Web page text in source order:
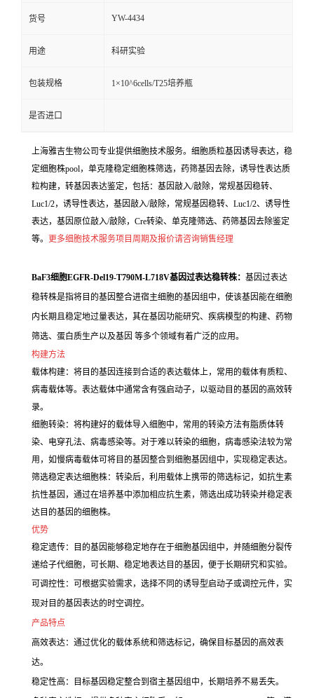
货号 YW-4434
用途 科研实验
包装规格 1×10^6cells/T25培养瓶
是否进口
上海雅吉生物公司专业提供细胞技术服务。细胞质粒基因诱导表达，稳
定细胞株pool，单克隆稳定细胞株筛选，药筛基因去除，诱导性表达质
粒构建，转基因表达鉴定，包括：基因敲入/敲除，常规基因稳转、
Luc1/2，诱导性表达，基因敲入/敲除，常规基因稳转、Luc1/2、诱导性
表达，基因原位敲入/敲除，Cre转染、单克隆筛选、药筛基因去除鉴定
等。 更多细胞技术服务项目周期及报价请咨询销售经理
BaF3细胞EGFR-Del19-T790M-L718V基因过表达稳转株： 基因过表达
稳转株是指将目的基因整合进宿主细胞的基因组中，使该基因能在细胞
内长期且稳定地过量表达，其在基因功能研究、疾病模型的构建、药物
筛选、蛋白质生产以及基因 等多个领域有着广泛的应用。
构建方法
载体构建：将目的基因连接到合适的表达载体上，常用的载体有质粒、
病毒载体等。表达载体中通常含有强启动子，以驱动目的基因的高效转
录。
细胞转染：将构建好的载体导入细胞中，常用的转染方法有脂质体转
染、电穿孔法、病毒感染等。对于难以转染的细胞，病毒感染法较为常
用，如慢病毒载体可将目的基因整合到细胞基因组中，实现稳定表达。
筛选稳定表达细胞株：转染后，利用载体上携带的筛选标记，如抗生素
抗性基因，通过在培养基中添加相应抗生素，筛选出成功转染并稳定表
达目的基因的细胞株。
优势
稳定遗传：目的基因能够稳定地存在于细胞基因组中，并随细胞分裂传
递给子代细胞，可长期、稳定地表达目的基因，便于长期研究和实验。
可调控性：可根据实验需求，选择不同的诱导型启动子或调控元件，实
现对目的基因表达的时空调控。
产品特点
高效表达：通过优化的载体系统和筛选标记，确保目标基因的高效表
达。
稳定性高：目标基因稳定整合到宿主基因组中，长期培养不易丢失。